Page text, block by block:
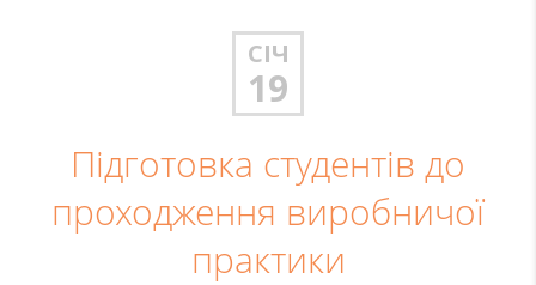
СІЧ
19
Підготовка студентів до
проходження виробничої
практики